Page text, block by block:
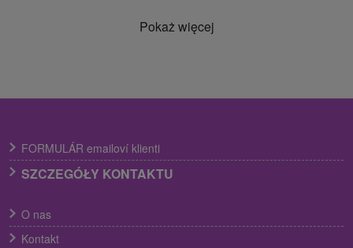
Pokaż więcej
FORMULÁR emailoví klienti
SZCZEGÓŁY KONTAKTU
O nas
Kontakt